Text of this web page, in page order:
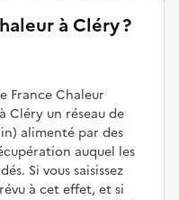
chaleur à Cléry ?
France Chaleur
Cléry un réseau de
alimenté par des
auquel les
Si vous saisissez
à cet effet, et si